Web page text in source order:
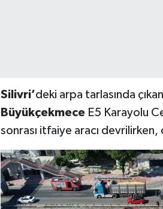
Silivri’deki arpa tarlasında
Büyükçekmece E5 Karayolu
sonrası itfaiye aracı